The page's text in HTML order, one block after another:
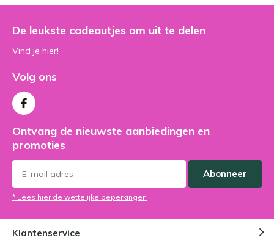
De leukste cadeautjes om uit te delen
Vind je hier!
Volg ons
Ontvang de nieuwste aanbiedingen en
promoties
Abonneer
* Lees hier de wettelijke beperkingen
Klantenservice